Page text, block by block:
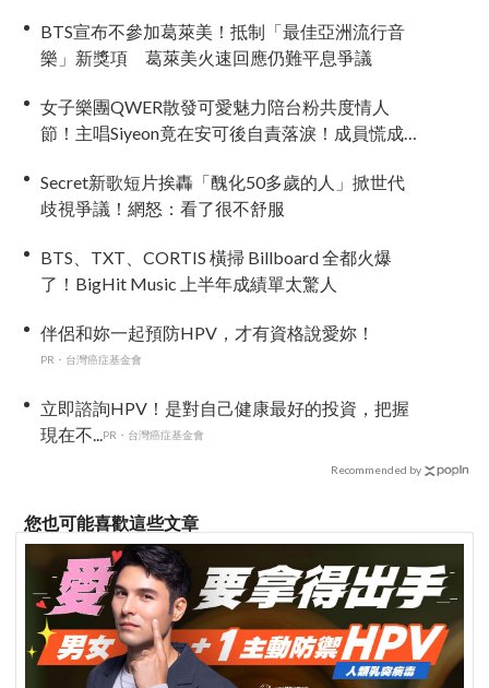
BTS宣布不參加葛萊美！抵制「最佳亞洲流行音
樂」新獎項 葛萊美火速回應仍難平息爭議
女子樂團QWER散發可愛魅力陪台粉共度情人
節！主唱Siyeon竟在安可後自責落淚！成員慌成一
Secret新歌短片挨轟「醜化50多歲的人」掀世代
歧視爭議！網怒：看了很不舒服
BTS、TXT、CORTIS 橫掃 Billboard 全都火爆
了！BigHit Music 上半年成績單太驚人
伴侶和妳一起預防HPV，才有資格說愛妳！
PR・台灣癌症基金會
立即諮詢HPV！是對自己健康最好的投資，把握
現在不...PR・台灣癌症基金會
Recommended by
您也可能喜歡這些文章